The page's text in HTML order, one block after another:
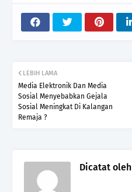
LEBIH LAMA
Media Elektronik Dan Media
Sosial Menyebabkan Gejala
Sosial Meningkat Di Kalangan
Remaja ?
Dicatat oleh